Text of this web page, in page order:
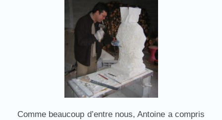
Comme beaucoup d’entre nous, Antoine a compris